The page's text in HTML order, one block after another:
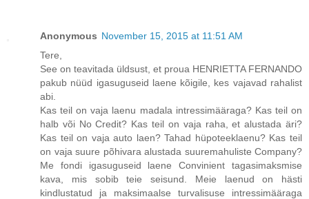
Anonymous November 15, 2015 at 11:51 AM
Tere,
See on teavitada üldsust, et proua HENRIETTA FERNANDO
pakub nüüd igasuguseid laene kõigile, kes vajavad rahalist
abi.
Kas teil on vaja laenu madala intressimääraga? Kas teil on
halb või No Credit? Kas teil on vaja raha, et alustada äri?
Kas teil on vaja auto laen? Tahad hüpoteeklaenu? Kas teil
on vaja suure põhivara alustada suuremahuliste Company?
Me fondi igasuguseid laene Convinient tagasimaksmise
kava, mis sobib teie seisund. Meie laenud on hästi
kindlustatud ja maksimaalse turvalisuse intressimääraga